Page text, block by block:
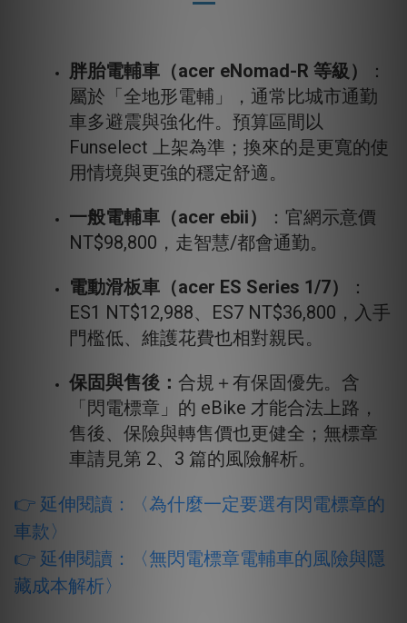
胖胎電輔車（acer eNomad-R 等級）
：
屬於「全地形電輔」，通常比城市通勤
車多避震與強化件。預算區間以
Funselect 上架為準；換來的是更寬的使
用情境與更強的穩定舒適。
一般電輔車（acer ebii）
：官網示意價
NT$98,800，走智慧/都會通勤。
電動滑板車（acer ES Series 1/7）
：
ES1 NT$12,988、ES7 NT$36,800，入手
門檻低、維護花費也相對親民。
保固與售後： 合規＋有保固優先。含
「閃電標章」的 eBike 才能合法上路，
售後、保險與轉售價也更健全；無標章
車請見第 2、3 篇的風險解析。
👉 延伸閱讀： 〈為什麼一定要選有閃電標章的
車款 〉
👉 延伸閱讀：
〈無閃電標章電輔車的風險與隱
藏成本解析〉